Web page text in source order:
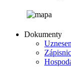
Dokumenty